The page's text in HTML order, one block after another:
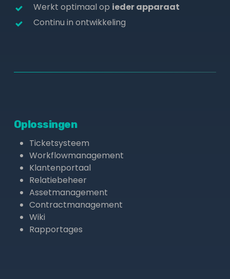
Werkt optimaal op ieder apparaat
Continu in ontwikkeling
Oplossingen
Ticketsysteem
Workflowmanagement
Klantenportaal
Relatiebeheer
Assetmanagement
Contractmanagement
Wiki
Rapportages